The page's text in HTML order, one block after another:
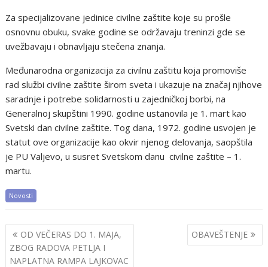
Za specijalizovane jedinice civilne zaštite koje su prošle
osnovnu obuku, svake godine se održavaju treninzi gde se
uvežbavaju i obnavljaju stečena znanja.
Međunarodna organizacija za civilnu zaštitu koja promoviše
rad službi civilne zaštite širom sveta i ukazuje na značaj njihove
saradnje i potrebe solidarnosti u zajedničkoj borbi, na
Generalnoj skupštini 1990. godine ustanovila je 1. mart kao
Svetski dan civilne zaštite. Tog dana, 1972. godine usvojen je
statut ove organizacije kao okvir njenog delovanja, saopštila
je PU Valjevo, u susret Svetskom danu civilne zaštite – 1.
martu.
Novosti
Post
navigation
OD VEČERAS DO 1. MAJA,
ZBOG RADOVA PETLJA I
NAPLATNA RAMPA LAJKOVAC
OBAVEŠTENJE